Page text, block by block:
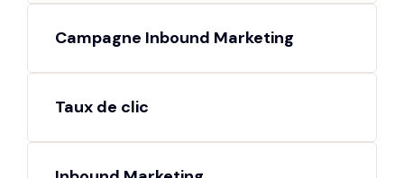
Campagne Inbound Marketing
Taux de clic